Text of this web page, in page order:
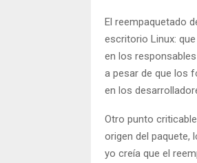
El reempaquetado
escritorio Linux:
en los
a pesar de que los
en los
Otro punto
origen del paquete,
yo creía que el